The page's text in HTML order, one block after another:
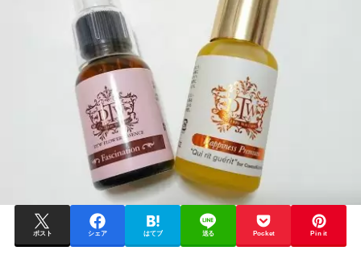
ポスト シェア はてブ 送る Pocket Pin it